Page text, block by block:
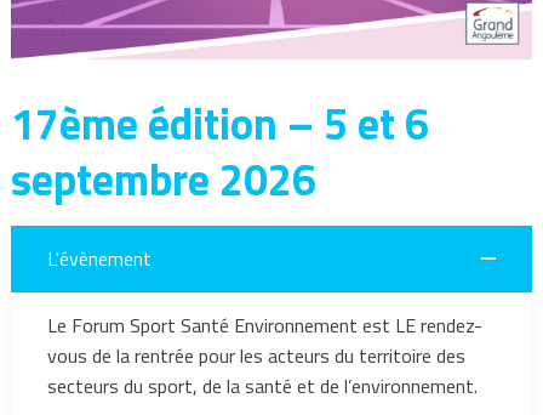
17ème édition – 5 et 6
septembre 2026
L'évènement
Le Forum Sport Santé Environnement est LE rendez-
vous de la rentrée pour les acteurs du territoire des
secteurs du sport, de la santé et de l’environnement.